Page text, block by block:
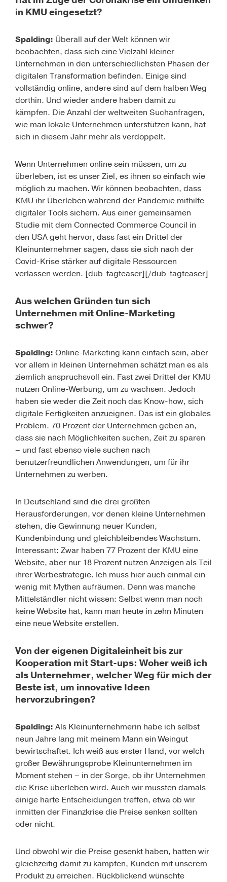
in KMU eingesetzt?
Spalding: Überall auf der Welt können wir
beobachten, dass sich eine Vielzahl kleiner
Unternehmen in den unterschiedlichsten Phasen der
digitalen Transformation befinden. Einige sind
vollständig online, andere sind auf dem halben Weg
dorthin. Und wieder andere haben damit zu
kämpfen. Die Anzahl der weltweiten Suchanfragen,
wie man lokale Unternehmen unterstützen kann, hat
sich in diesem Jahr mehr als verdoppelt.
Wenn Unternehmen online sein müssen, um zu
überleben, ist es unser Ziel, es ihnen so einfach wie
möglich zu machen. Wir können beobachten, dass
KMU ihr Überleben während der Pandemie mithilfe
digitaler Tools sichern. Aus einer gemeinsamen
Studie mit dem Connected Commerce Council in
den USA geht hervor, dass fast ein Drittel der
Kleinunternehmer sagen, dass sie sich nach der
Covid-Krise stärker auf digitale Ressourcen
verlassen werden. [dub-tagteaser][/dub-tagteaser]
Aus welchen Gründen tun sich
Unternehmen mit Online-Marketing
schwer?
Spalding: Online-Marketing kann einfach sein, aber
vor allem in kleinen Unternehmen schätzt man es als
ziemlich anspruchsvoll ein. Fast zwei Drittel der KMU
nutzen Online-Werbung, um zu wachsen. Jedoch
haben sie weder die Zeit noch das Know-how, sich
digitale Fertigkeiten anzueignen. Das ist ein globales
Problem. 70 Prozent der Unternehmen geben an,
dass sie nach Möglichkeiten suchen, Zeit zu sparen
– und fast ebenso viele suchen nach
benutzerfreundlichen Anwendungen, um für ihr
Unternehmen zu werben.
In Deutschland sind die drei größten
Herausforderungen, vor denen kleine Unternehmen
stehen, die Gewinnung neuer Kunden,
Kundenbindung und gleichbleibendes Wachstum.
Interessant: Zwar haben 77 Prozent der KMU eine
Website, aber nur 18 Prozent nutzen Anzeigen als Teil
ihrer Werbestrategie. Ich muss hier auch einmal ein
wenig mit Mythen aufräumen. Denn was manche
Mittelständler nicht wissen: Selbst wenn man noch
keine Website hat, kann man heute in zehn Minuten
eine neue Website erstellen.
Von der eigenen Digitaleinheit bis zur
Kooperation mit Start-ups: Woher weiß ich
als Unternehmer, welcher Weg für mich der
Beste ist, um innovative Ideen
hervorzubringen?
Spalding: Als Kleinunternehmerin habe ich selbst
neun Jahre lang mit meinem Mann ein Weingut
bewirtschaftet. Ich weiß aus erster Hand, vor welch
großer Bewährungsprobe Kleinunternehmen im
Moment stehen – in der Sorge, ob ihr Unternehmen
die Krise überleben wird. Auch wir mussten damals
einige harte Entscheidungen treffen, etwa ob wir
inmitten der Finanzkrise die Preise senken sollten
oder nicht.
Und obwohl wir die Preise gesenkt haben, hatten wir
gleichzeitig damit zu kämpfen, Kunden mit unserem
Produkt zu erreichen. Rückblickend wünschte